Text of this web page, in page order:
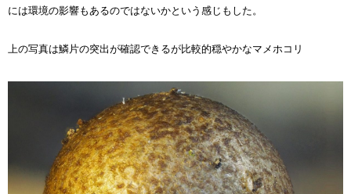
には環境の影響もあるのではないかという感じもした。
上の写真は鱗片の突出が確認できるが比較的穏やかなマメホコリ